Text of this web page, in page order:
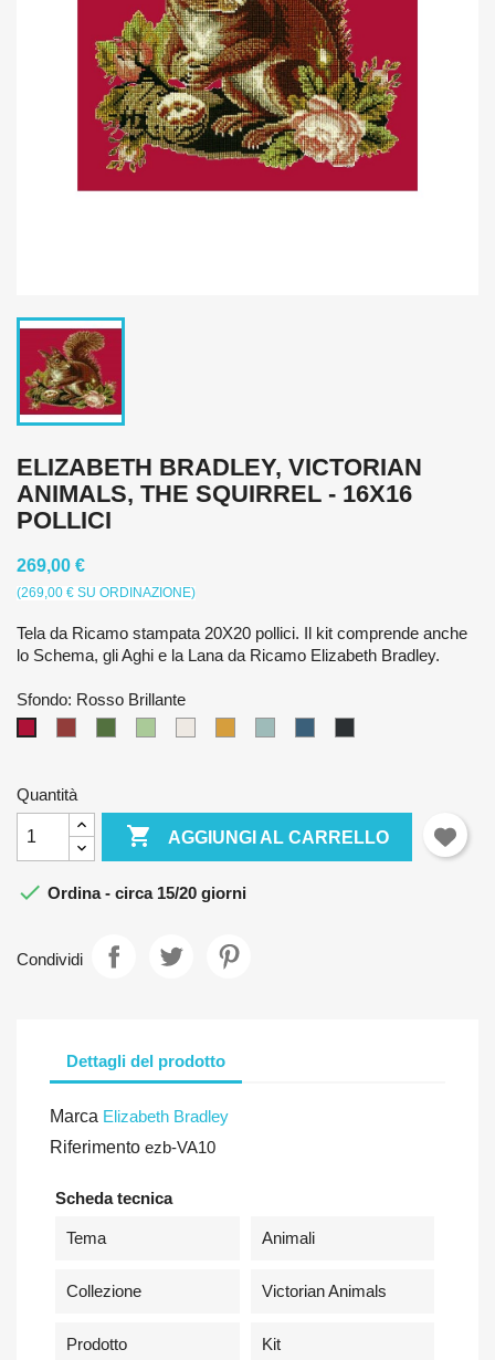
ELIZABETH BRADLEY, VICTORIAN
ANIMALS, THE SQUIRREL - 16X16
POLLICI
269,00 €
(269,00 € SU ORDINAZIONE)
Tela da Ricamo stampata 20X20 pollici. Il kit comprende anche
lo Schema, gli Aghi e la Lana da Ricamo Elizabeth Bradley.
Sfondo: Rosso Brillante
Quantità
 AGGIUNGI AL CARRELLO
 Ordina - circa 15/20 giorni
Condividi
Dettagli del prodotto
Marca Elizabeth Bradley
Riferimento ezb-VA10
Scheda tecnica
Tema Animali
Collezione Victorian Animals
Prodotto Kit